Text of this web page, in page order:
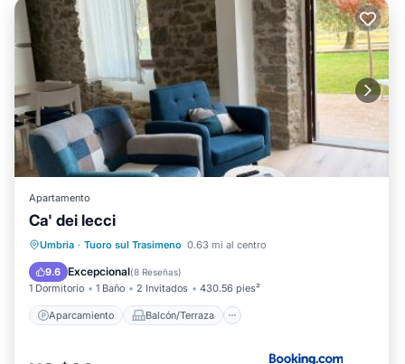
Apartamento
Ca' dei lecci
Umbria · Tuoro sul Trasimeno 0.63 mi al centro
9.6 Excepcional(8 Reseñas)
1 Dormitorio 1 Baño 2 Invitados 430.56 pies²
Aparcamiento Balcón/Terraza
Aparcamiento
Balcón/Terraza
Vistas
Aire acondicionado